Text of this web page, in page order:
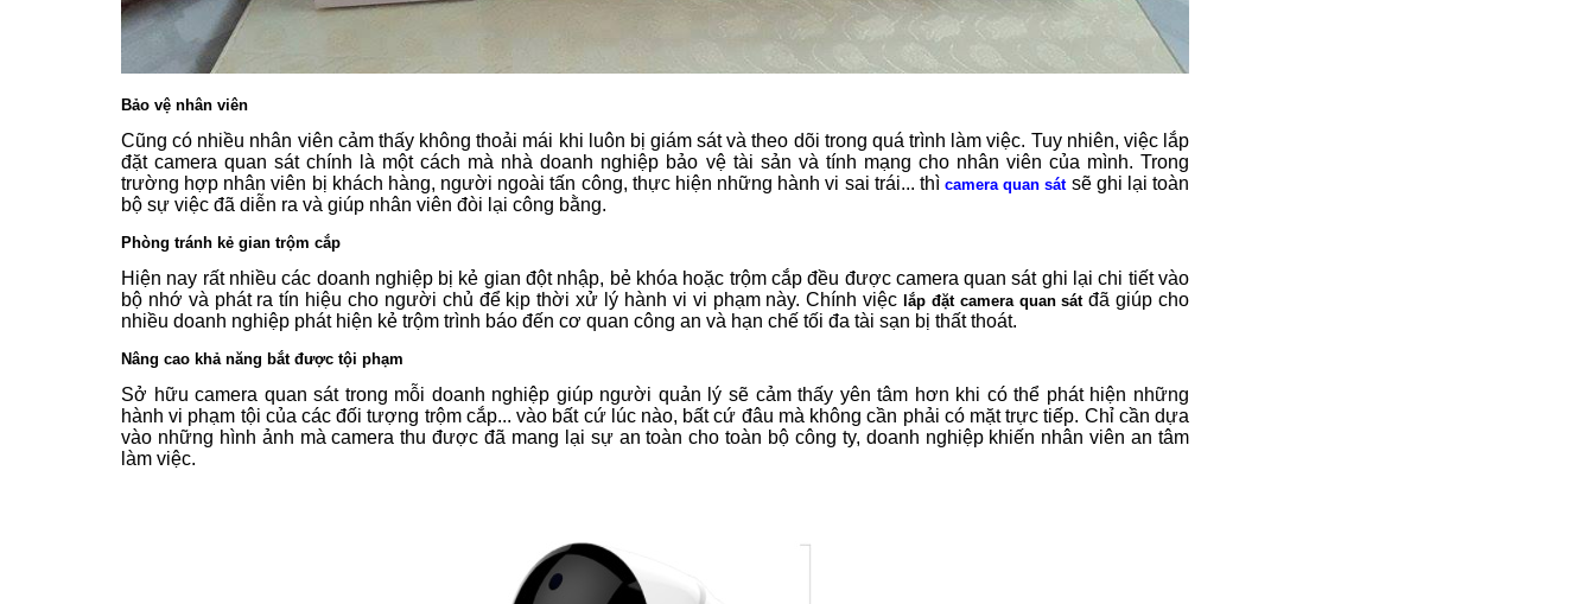
Bảo vệ nhân viên
Cũng có nhiều nhân viên cảm thấy không thoải mái khi luôn bị giám sát và theo dõi trong quá trình làm việc. Tuy nhiên, việc lắp
đặt camera quan sát chính là một cách mà nhà doanh nghiệp bảo vệ tài sản và tính mạng cho nhân viên của mình. Trong
trường hợp nhân viên bị khách hàng, người ngoài tấn công, thực hiện những hành vi sai trái... thìcamera quan sátsẽ ghi lại toàn
bộ sự việc đã diễn ra và giúp nhân viên đòi lại công bằng.
Phòng tránh kẻ gian trộm cắp
Hiện nay rất nhiều các doanh nghiệp bị kẻ gian đột nhập, bẻ khóa hoặc trộm cắp đều được camera quan sát ghi lại chi tiết vào
bộ nhớ và phát ra tín hiệu cho người chủ để kịp thời xử lý hành vi vi phạm này. Chính việc lắp đặt camera quan sátđã giúp cho
nhiều doanh nghiệp phát hiện kẻ trộm trình báo đến cơ quan công an và hạn chế tối đa tài sạn bị thất thoát.
Nâng cao khả năng bắt được tội phạm
Sở hữu camera quan sát trong mỗi doanh nghiệp giúp người quản lý sẽ cảm thấy yên tâm hơn khi có thể phát hiện những
hành vi phạm tội của các đối tượng trộm cắp... vào bất cứ lúc nào, bất cứ đâu mà không cần phải có mặt trực tiếp. Chỉ cần dựa
vào những hình ảnh mà camera thu được đã mang lại sự an toàn cho toàn bộ công ty, doanh nghiệp khiến nhân viên an tâm
làm việc.